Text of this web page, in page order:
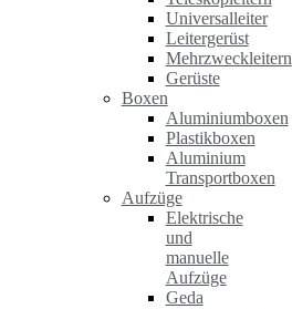
Universalleiter
Leitergerüst
Mehrzweckleitern
Gerüste
Boxen
Aluminiumboxen
Plastikboxen
Aluminium
Transportboxen
Aufzüge
Elektrische
und
manuelle
Aufzüge
Geda